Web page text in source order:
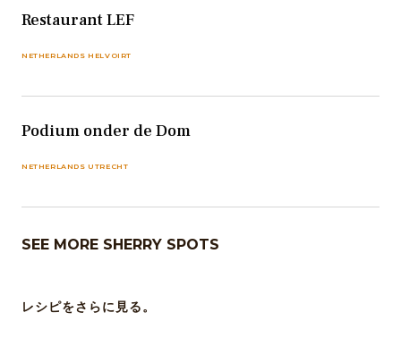
Restaurant LEF
NETHERLANDS HELVOIRT
Podium onder de Dom
NETHERLANDS UTRECHT
SEE MORE SHERRY SPOTS
レシピをさらに見る。